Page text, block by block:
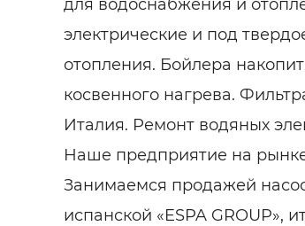
для водоснабжения и
электрические и под
отопления. Бойлера
косвенного нагрева.
Италия. Ремонт водяных
Наше предприятие на
Занимаемся продажей
испанской «ESPA GROUP»,